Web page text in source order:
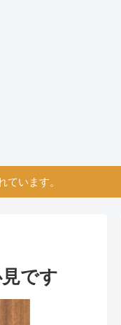
ています。
です